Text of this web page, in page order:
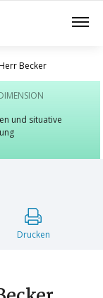
Becker
und situative
Drucken